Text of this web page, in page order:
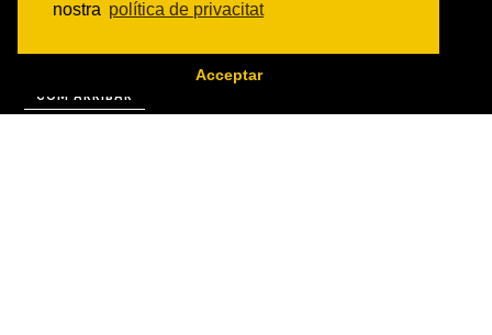
nostra política de privacitat
Acceptar
ON SOM?
COM ARRIBAR